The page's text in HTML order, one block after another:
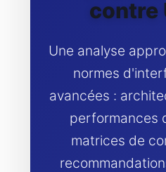
contre
Une analyse
normes
avancées :
performances
matrices de